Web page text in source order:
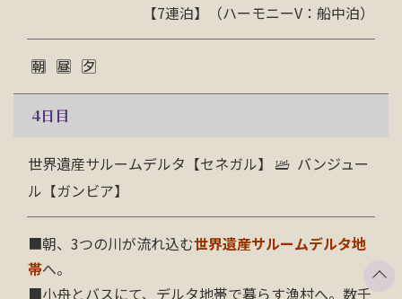
【7連泊】（ハーモニーV：船中泊）
4日目
世界遺産サルームデルタ【セネガル】
バンジュー
ル【ガンビア】
■朝、3つの川が流れ込む世界遺産サルームデルタ地
帯へ。
■小舟とバスにて、デルタ地帯で暮らす漁村へ。数千